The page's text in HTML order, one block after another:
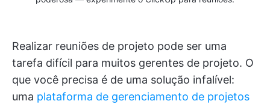
Realizar reuniões de projeto pode ser uma
tarefa difícil para muitos gerentes de projeto. O
que você precisa é de uma solução infalível:
uma plataforma de gerenciamento de projetos